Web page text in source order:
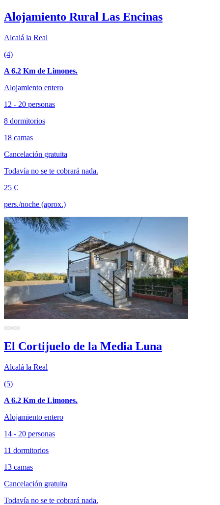
Alojamiento Rural Las Encinas
Alcalá la Real
(4)
A 6.2 Km de Limones.
Alojamiento entero
12 - 20 personas
8 dormitorios
18 camas
Cancelación gratuita
Todavía no se te cobrará nada.
25 €
pers./noche (aprox.)
El Cortijuelo de la Media Luna
Alcalá la Real
(5)
A 6.2 Km de Limones.
Alojamiento entero
14 - 20 personas
11 dormitorios
13 camas
Cancelación gratuita
Todavía no se te cobrará nada.